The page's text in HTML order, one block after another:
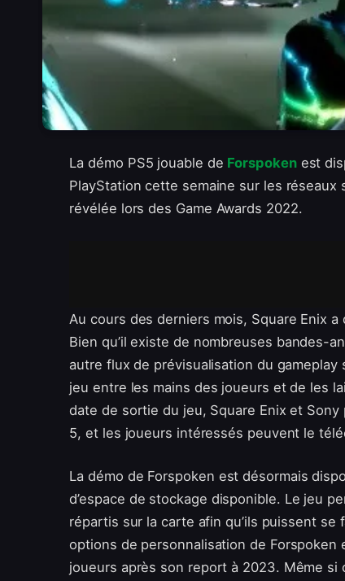
La démo PS5 jouable de Forspokenest
PlayStation cette semaine sur les
révélée lors des Game Awards 2022.
Au cours des derniers mois, Square Enix
Bien qu’il existe de nombreuses bandes-
autre flux de prévisualisation du
jeu entre les mains des joueurs et de les
date de sortie du jeu, Square Enix et
5, et les joueurs intéressés peuvent le
La démo de Forspoken est désormais
d’espace de stockage disponible. Le jeu
répartis sur la carte afin qu’ils puissent
options de personnalisation de Forspoken
joueurs après son report à 2023. Même si